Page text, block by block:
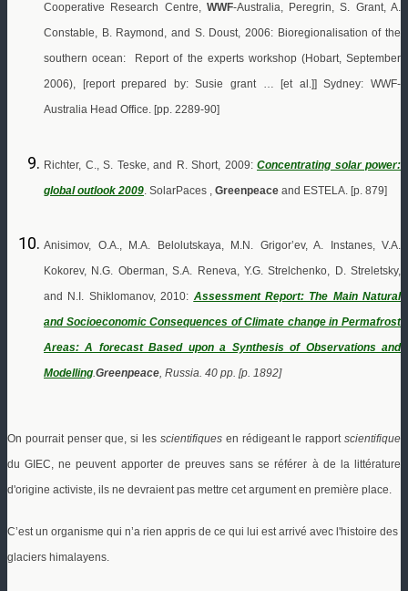
Cooperative Research Centre, WWF-Australia, Peregrin, S. Grant, A.
Constable, B. Raymond, and S. Doust, 2006: Bioregionalisation of the
southern ocean: Report of the experts workshop (Hobart, September
2006), [report prepared by: Susie grant …
[et al.]] Sydney: WWF-
Australia Head Office. [pp. 2289-90]
Richter, C., S. Teske, and R. Short, 2009: Concentrating solar power:
global outlook 2009 SolarPaces , Greenpeace and ESTELA. [p. 879]
Anisimov, O.A., M.A. Belolutskaya, M.N. Grigor’ev, A. Instanes, V.A.
Kokorev, N.G. Oberman, S.A. Reneva, Y.G. Strelchenko, D. Streletsky,
and N.I. Shiklomanov, 2010: Assessment Report: The Main Natural
and Socioeconomic Consequences of Climate change in Permafrost
Areas: A forecast Based upon a Synthesis of Observations and
Modelling.Greenpeace, Russia. 40 pp. [p. 1892]
On pourrait penser que, si les scientifiques en rédigeant le rapportscientifique
du GIEC, ne peuvent apporter de preuves sans se référer à de la littérature
d'origine activiste, ils ne devraient pas mettre cet argument en première place.
C’est un organisme qui n’a rien appris de ce qui lui est arrivé avec l'histoire des
glaciers himalayens.